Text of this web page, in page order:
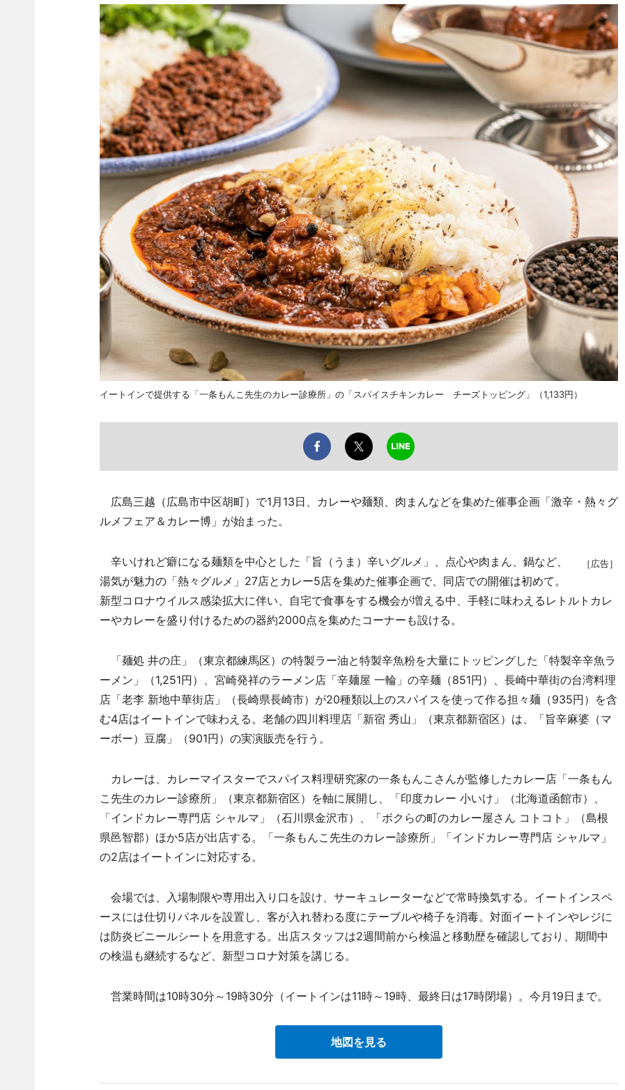
イートインで提供する「一条もんこ先生のカレー診療所」の「スパイスチキンカレー チーズトッピング」（1,133円）
広島三越（広島市中区胡町）で1月13日、カレーや麺類、肉まんなどを集めた催事企画「激辛・熱々グ
ルメフェア＆カレー博」が始まった。
［広告］
辛いけれど癖になる麺類を中心とした「旨（うま）辛いグルメ」、点心や肉まん、鍋など、
湯気が魅力の「熱々グルメ」27店とカレー5店を集めた催事企画で、同店での開催は初めて。
新型コロナウイルス感染拡大に伴い、自宅で食事をする機会が増える中、手軽に味わえるレトルトカレ
ーやカレーを盛り付けるための器約2000点を集めたコーナーも設ける。
「麺処 井の庄」（東京都練馬区）の特製ラー油と特製辛魚粉を大量にトッピングした「特製辛辛魚ラ
ーメン」（1,251円）、宮崎発祥のラーメン店「辛麺屋 一輪」の辛麺（851円）、長崎中華街の台湾料理
店「老李 新地中華街店」（長崎県長崎市）が20種類以上のスパイスを使って作る担々麺（935円）を含
む4店はイートインで味わえる。老舗の四川料理店「新宿 秀山」（東京都新宿区）は、「旨辛麻婆（マ
ーボー）豆腐」（901円）の実演販売を行う。
カレーは、カレーマイスターでスパイス料理研究家の一条もんこさんが監修したカレー店「一条もん
こ先生のカレー診療所」（東京都新宿区）を軸に展開し、「印度カレー 小いけ」（北海道函館市）、
「インドカレー専門店 シャルマ」（石川県金沢市）、「ボクらの町のカレー屋さん コトコト」（島根
県邑智郡）ほか5店が出店する。「一条もんこ先生のカレー診療所」「インドカレー専門店 シャルマ」
の2店はイートインに対応する。
会場では、入場制限や専用出入り口を設け、サーキュレーターなどで常時換気する。イートインスペ
ースには仕切りパネルを設置し、客が入れ替わる度にテーブルや椅子を消毒。対面イートインやレジに
は防炎ビニールシートを用意する。出店スタッフは2週間前から検温と移動歴を確認しており、期間中
の検温も継続するなど、新型コロナ対策を講じる。
営業時間は10時30分～19時30分（イートインは11時～19時、最終日は17時閉場）。今月19日まで。
地図を見る